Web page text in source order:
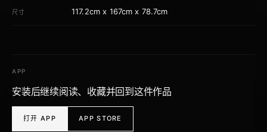
尺寸 117.2cm x 167cm x 78.7cm
APP
安装后继续阅读、收藏并回到这件作品
打开 APP APP STORE